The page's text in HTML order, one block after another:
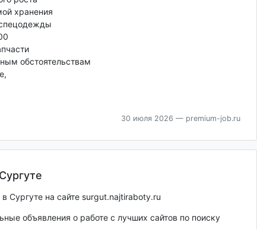
хранения
обстоятельствам
30 июля 2026 — premium-job.ru
Сургуте на сайте surgut.najtiraboty.ru
объявления о работе с лучших сайтов по поиску